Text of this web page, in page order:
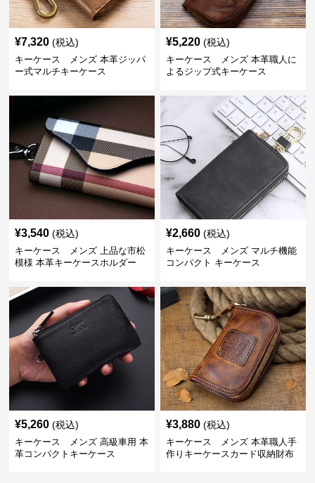
¥7,320 (税込)
キーケース メンズ 本革ジッパ
ー式マルチキーケース
¥5,220 (税込)
キーケース メンズ 本革職人に
よるジップ式キーケース
¥3,540 (税込)
キーケース メンズ 上品な市松
模様 本革キーケースホルダー
¥2,660 (税込)
キーケース メンズ マルチ機能
コンパクト キーケース
¥5,260 (税込)
キーケース メンズ 高級車用 本
革コンパクトキーケース
¥3,880 (税込)
キーケース メンズ 本革職人手
作りキーケースカード収納財布